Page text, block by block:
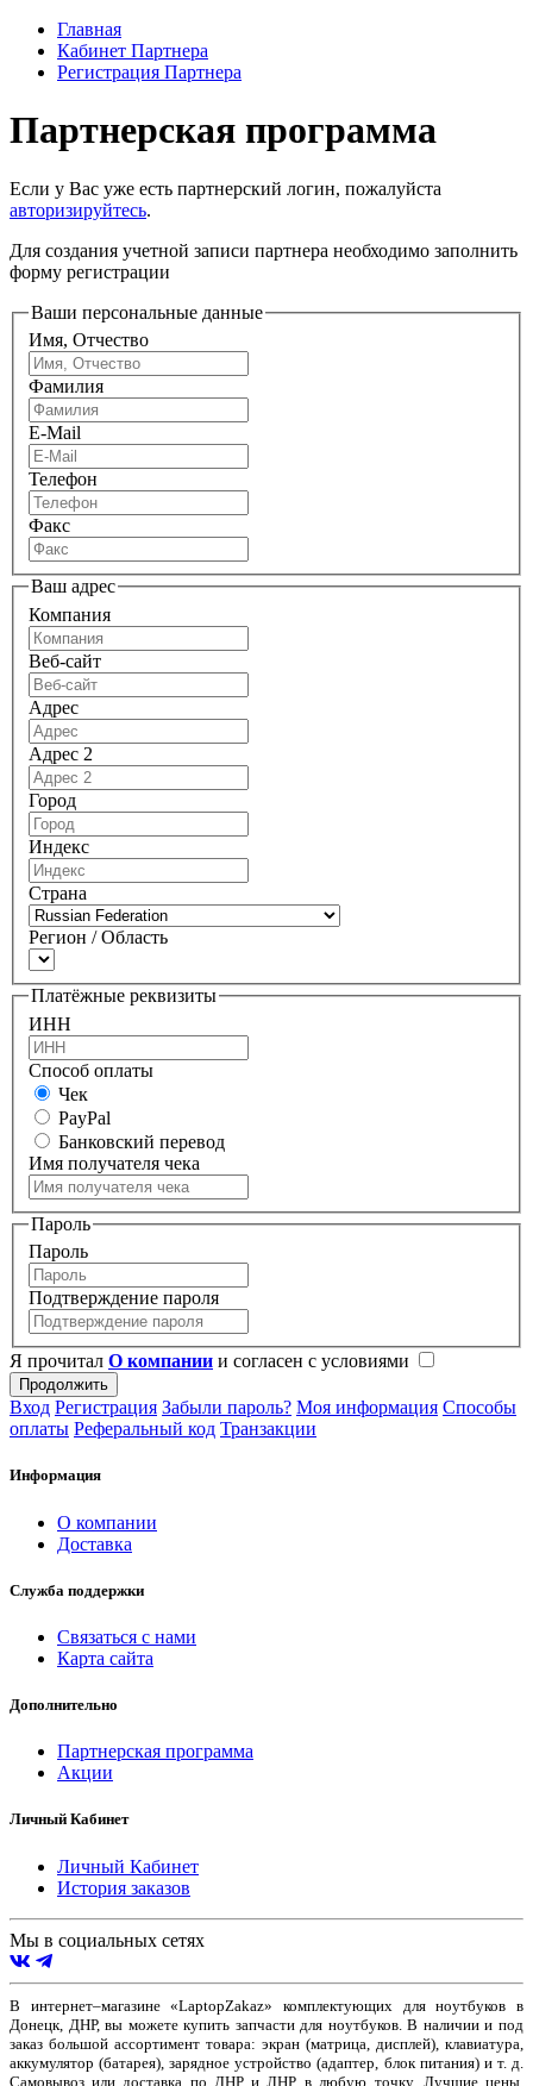
Главная
Кабинет Партнера
Регистрация Партнера
Партнерская программа
Если у Вас уже есть партнерский логин, пожалуйста
авторизируйтесь.
Для создания учетной записи партнера необходимо заполнить
форму регистрации
Ваши персональные данные
Имя, Отчество
Фамилия
E-Mail
Телефон
Факс
Ваш адрес
Компания
Веб-сайт
Адрес
Адрес 2
Город
Индекс
Страна
Регион / Область
Платёжные реквизиты
ИНН
Способ оплаты
Чек
PayPal
Банковский перевод
Имя получателя чека
Пароль
Пароль
Подтверждение пароля
Я прочитал О компании и согласен с условиями
Вход Регистрация Забыли пароль? Моя информация Способы
оплаты Реферальный код Транзакции
Информация
О компании
Доставка
Служба поддержки
Связаться с нами
Карта сайта
Дополнительно
Партнерская программа
Акции
Личный Кабинет
Личный Кабинет
История заказов
Мы в социальных сетях
В интернет–магазине «LaptopZakaz» комплектующих для ноутбуков в
Донецк, ДНР, вы можете купить запчасти для ноутбуков. В наличии и под
заказ большой ассортимент товара: экран (матрица, дисплей), клавиатура,
аккумулятор (батарея), зарядное устройство (адаптер, блок питания) и т. д.
Самовывоз или доставка по ДНР и ЛНР, в любую точку. Лучшие цены,